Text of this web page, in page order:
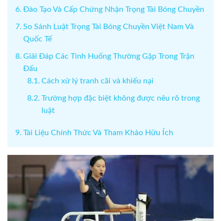
Đào Tạo Và Cấp Chứng Nhận Trọng Tài Bóng Chuyền
So Sánh Luật Trọng Tài Bóng Chuyền Việt Nam Và
Quốc Tế
Giải Đáp Các Tình Huống Thường Gặp Trong Trận
Đấu
Cách xử lý tranh cãi và khiếu nại
Trường hợp đặc biệt không được nêu rõ trong
luật
Tài Liệu Chính Thức Và Tham Khảo Hữu Ích